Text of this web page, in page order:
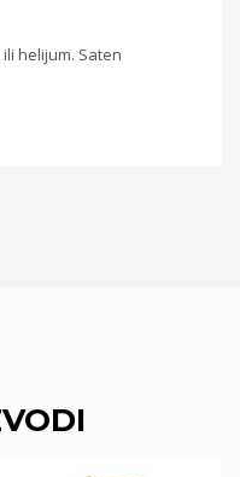
helijum. Saten